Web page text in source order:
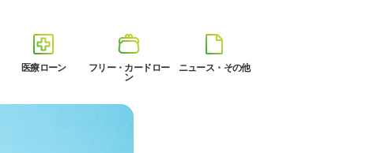
医療ローン
フリー・カードロー
ン
ニュース・その他